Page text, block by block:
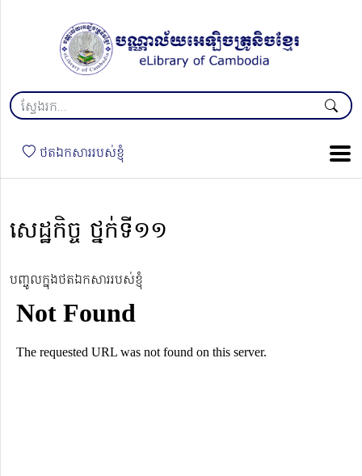
ថតឯកសាររបស់ខ្ញុំ
សេដ្ឋកិច្ច ថ្នក់ទី១១
បញ្ចូលក្នុងថតឯកសាររបស់ខ្ញុំ